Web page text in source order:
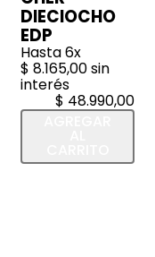
DIECIOCHO
EDP
Hasta6x
$ 8.165,00sin
interés
$ 48.990,00